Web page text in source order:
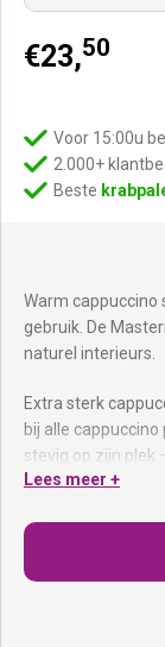
Warm cappuccino
gebruik. De
naturel interieurs.
Extra sterk
bij alle
stevig op zijn plek
krabpaal.
Extra sterk
Antislip
Lees meer +
€23,50
Voor 15:00u
2.000+
Beste